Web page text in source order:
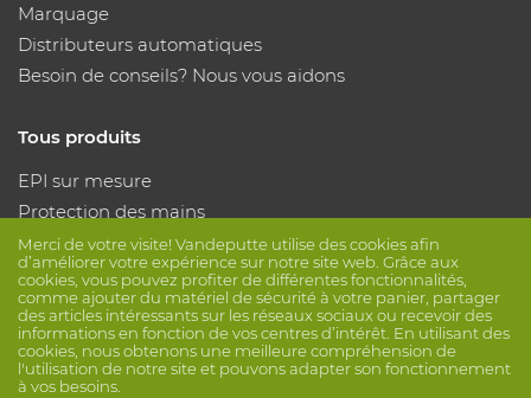
Merci de votre visite! Vandeputte utilise des cookies afin
d’améliorer votre expérience sur notre site web. Grâce aux
cookies, vous pouvez profiter de différentes fonctionnalités,
comme ajouter du matériel de sécurité à votre panier, partager
des articles intéressants sur les réseaux sociaux ou recevoir des
informations en fonction de vos centres d’intérêt. En utilisant des
cookies, nous obtenons une meilleure compréhension de
l'utilisation de notre site et pouvons adapter son fonctionnement
à vos besoins.
Marquage
Distributeurs automatiques
Besoin de conseils? Nous vous aidons
Tous produits
EPI sur mesure
Protection des mains
Protection des pieds
Vêtements de protection
Suivez nous